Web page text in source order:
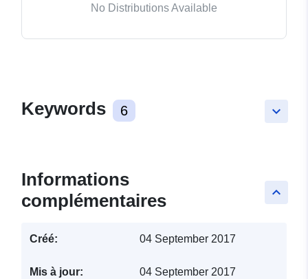
No Distributions Available
keyboard_arrow_down
Keywords 6
keyboard_arrow_up
Informations
complémentaires
Créé: 04 September 2017
Mis à jour: 04 September 2017